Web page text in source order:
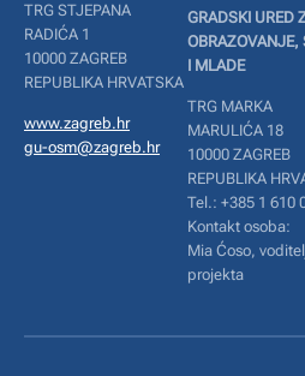
TRG STJEPANA
RADIĆA 1
10000 ZAGREB
REPUBLIKA HRVATSKA
www.zagreb.hr
gu-osm@zagreb.hr
GRADSKI URED
OBRAZOVANJE,
I MLADE
TRG MARKA
MARULIĆA 18
10000 ZAGREB
REPUBLIKA
Tel.: +385 1 610
Kontakt osoba:
Mia Ćoso,
projekta